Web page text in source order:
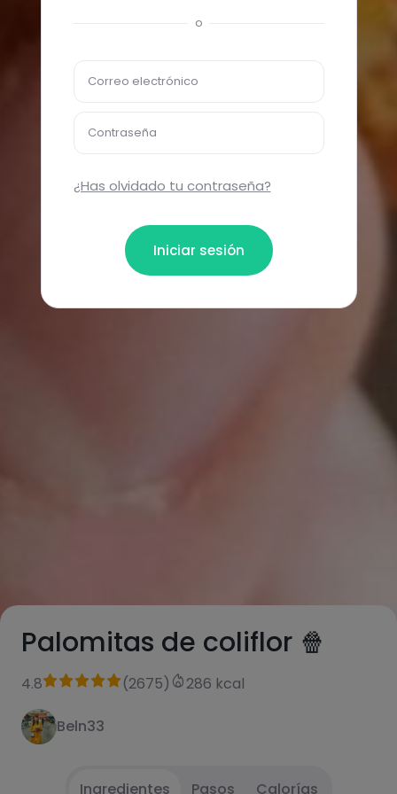
Palomitas de coliflor 🍿
4.8 (2675) 286 kcal
Beln33
Ingredientes Pasos Calorías
o
Correo electrónico
Contraseña
¿Has olvidado tu contraseña?
Iniciar sesión